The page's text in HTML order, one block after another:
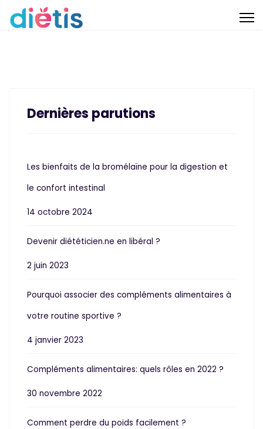
Dernières parutions
Les bienfaits de la bromélaïne pour la digestion et
le confort intestinal
14 octobre 2024
Devenir diététicien.ne en libéral ?
2 juin 2023
Pourquoi associer des compléments alimentaires à
votre routine sportive ?
4 janvier 2023
Compléments alimentaires: quels rôles en 2022 ?
30 novembre 2022
Comment perdre du poids facilement ?